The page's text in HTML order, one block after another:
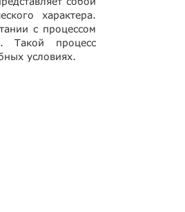
характера.
с процессом
Такой процесс
условиях.